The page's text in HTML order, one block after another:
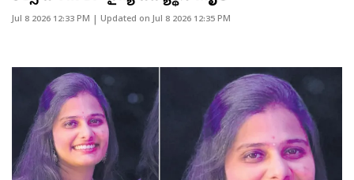
Jul 8 2026 12:33 PM | Updated onJul 8 2026 12:35 PM